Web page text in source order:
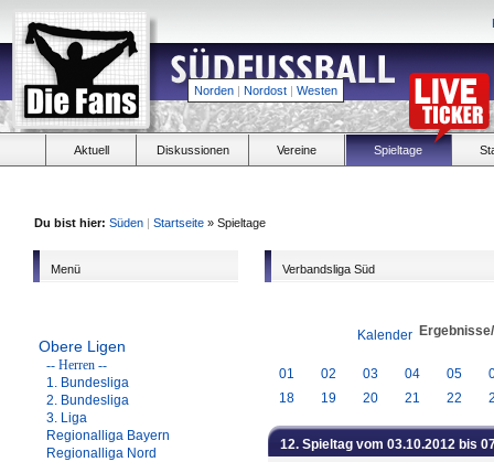
Norden | Nordost | Westen
Aktuell Diskussionen Vereine Spieltage
Du bist hier: Süden | Startseite » Spieltage
Menü
Obere Ligen
-- Herren --
1. Bundesliga
2. Bundesliga
3. Liga
Regionalliga Bayern
Regionalliga Nord
Verbandsliga Süd
Kalender
01 02 03 04 05
18
19 20 21 22
12. Spieltag vom 03.10.2012 bis